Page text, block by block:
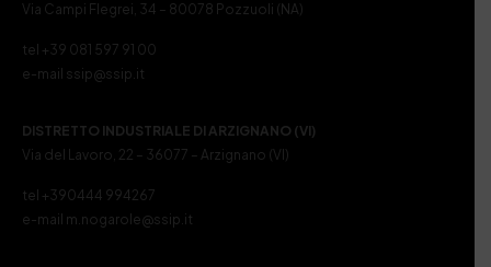
Via Campi Flegrei, 34 – 80078 Pozzuoli (NA)
tel +39 081 597 91 00
e-mail ssip@ssip.it
DISTRETTO INDUSTRIALE DI ARZIGNANO (VI)
Via del Lavoro, 22 – 36077 – Arzignano (VI)
tel +390444 994267
e-mail m.nogarole@ssip.it